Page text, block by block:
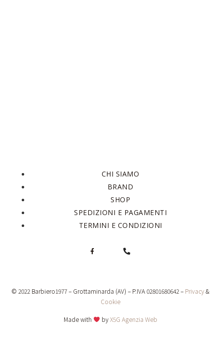
CHI SIAMO
BRAND
SHOP
SPEDIZIONI E PAGAMENTI
TERMINI E CONDIZIONI
© 2022 Barbiero1977 – Grottaminarda (AV) – P.IVA 02801680642 – Privacy&
Cookie
Made with byX5G Agenzia Web